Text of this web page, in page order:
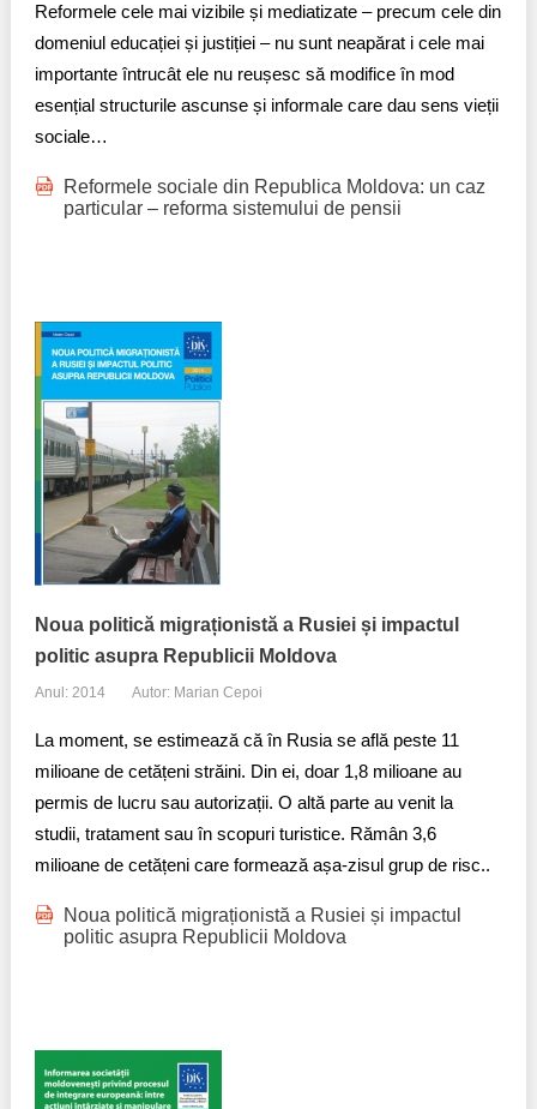
Reformele cele mai vizibile și mediatizate – precum cele din
domeniul educației și justiției – nu sunt neapărat i cele mai
importante întrucât ele nu reușesc să modifice în mod
esențial structurile ascunse și informale care dau sens vieții
sociale…
Reformele sociale din Republica Moldova: un caz
particular – reforma sistemului de pensii
Noua politică migraționistă a Rusiei și impactul
politic asupra Republicii Moldova
Anul: 2014 Autor: Marian Cepoi
La moment, se estimează că în Rusia se află peste 11
milioane de cetățeni străini. Din ei, doar 1,8 milioane au
permis de lucru sau autorizații. O altă parte au venit la
studii, tratament sau în scopuri turistice. Rămân 3,6
milioane de cetățeni care formează așa-zisul grup de risc..
Noua politică migraționistă a Rusiei și impactul
politic asupra Republicii Moldova